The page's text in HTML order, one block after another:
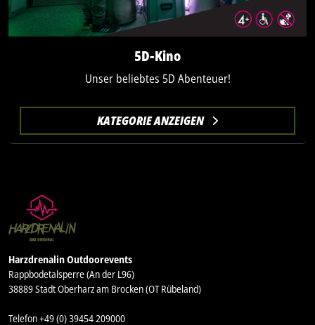
5D-Kino
Unser beliebtes 5D Abenteuer!
KATEGORIE ANZEIGEN
Harzdrenalin Outdoorevents
Rappbodetalsperre (An der L96)
38889 Stadt Oberharz am Brocken (OT Rübeland)
Telefon +49 (0) 39454 209000